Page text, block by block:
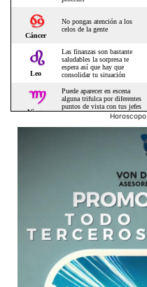
Horoscopo